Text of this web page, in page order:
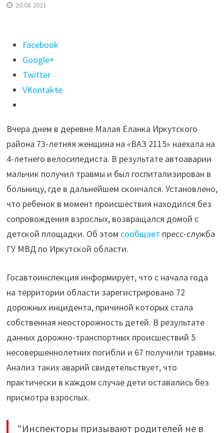
20.08.2021
Поделиться
"4-
летний
велосипедист
погиб
ДТП
с
«ВАЗ
2115»
в
Иркутском
районе"
Facebook
Google+
Twitter
VKontakte
Вчера днем в деревне Малая Еланка Иркутского
района 73-летняя женщина на «ВАЗ 2115» наехала на
4-летнего велосипедиста. В результате автоаварии
мальчик получил травмы и был госпитализирован в
больницу, где в дальнейшем скончался. Установлено,
что ребенок в момент происшествия находился без
сопровождения взрослых, возвращался домой с
детской площадки. Об этом сообщает пресс-служба
ГУ МВД по Иркутской области.
Госавтоинспекция информирует, что с начала года
на территории области зарегистрировано 72
дорожных инцидента, причиной которых стала
собственная неосторожность детей. В результате
данных дорожно-транспортных происшествий 5
несовершеннолетних погибли и 67 получили травмы.
Анализ таких аварий свидетельствует, что
практически в каждом случае дети оставались без
присмотра взрослых.
“Инспекторы призывают родителей не в